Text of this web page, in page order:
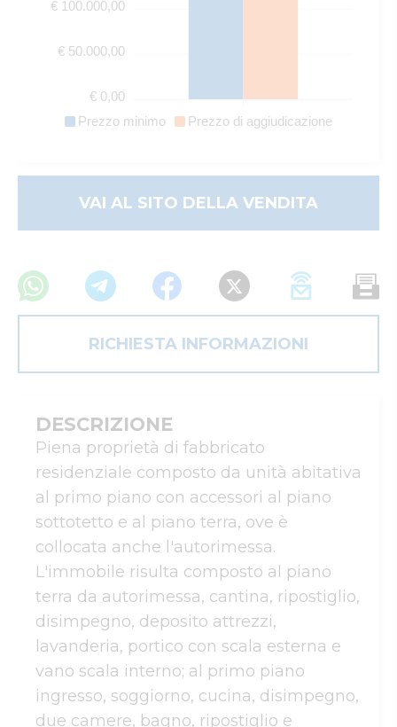
Prezzo minimo Prezzo di aggiudicazione
€ 100.000,00
€ 50.000,00
€ 0,00
VAI AL SITO DELLA VENDITA
RICHIESTA INFORMAZIONI
DESCRIZIONE
Piena proprietà di fabbricato
residenziale composto da unità abitativa
al primo piano con accessori al piano
sottotetto e al piano terra, ove è
collocata anche l'autorimessa.
L'immobile risulta composto al piano
terra da autorimessa, cantina, ripostiglio,
disimpegno, deposito attrezzi,
lavanderia, portico con scala esterna e
vano scala interno; al primo piano
ingresso, soggiorno, cucina, disimpegno,
due camere, bagno, ripostiglio e